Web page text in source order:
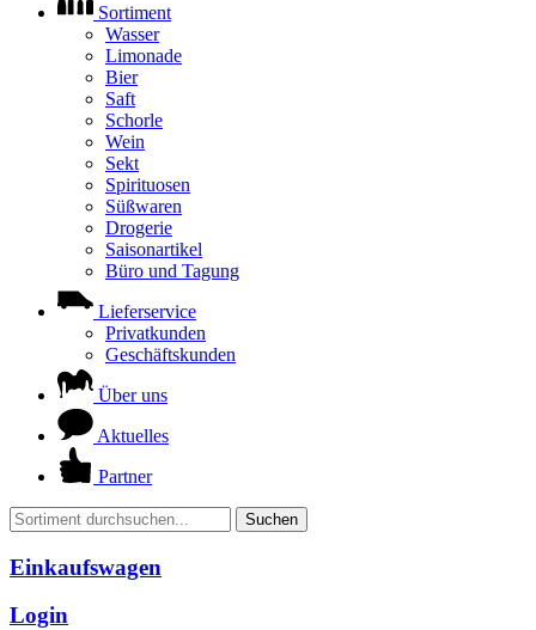
Sortiment
Wasser
Limonade
Bier
Saft
Schorle
Wein
Sekt
Spirituosen
Süßwaren
Drogerie
Saisonartikel
Büro und Tagung
Lieferservice
Privatkunden
Geschäftskunden
Über uns
Aktuelles
Partner
Suchen
Einkaufswagen
Login